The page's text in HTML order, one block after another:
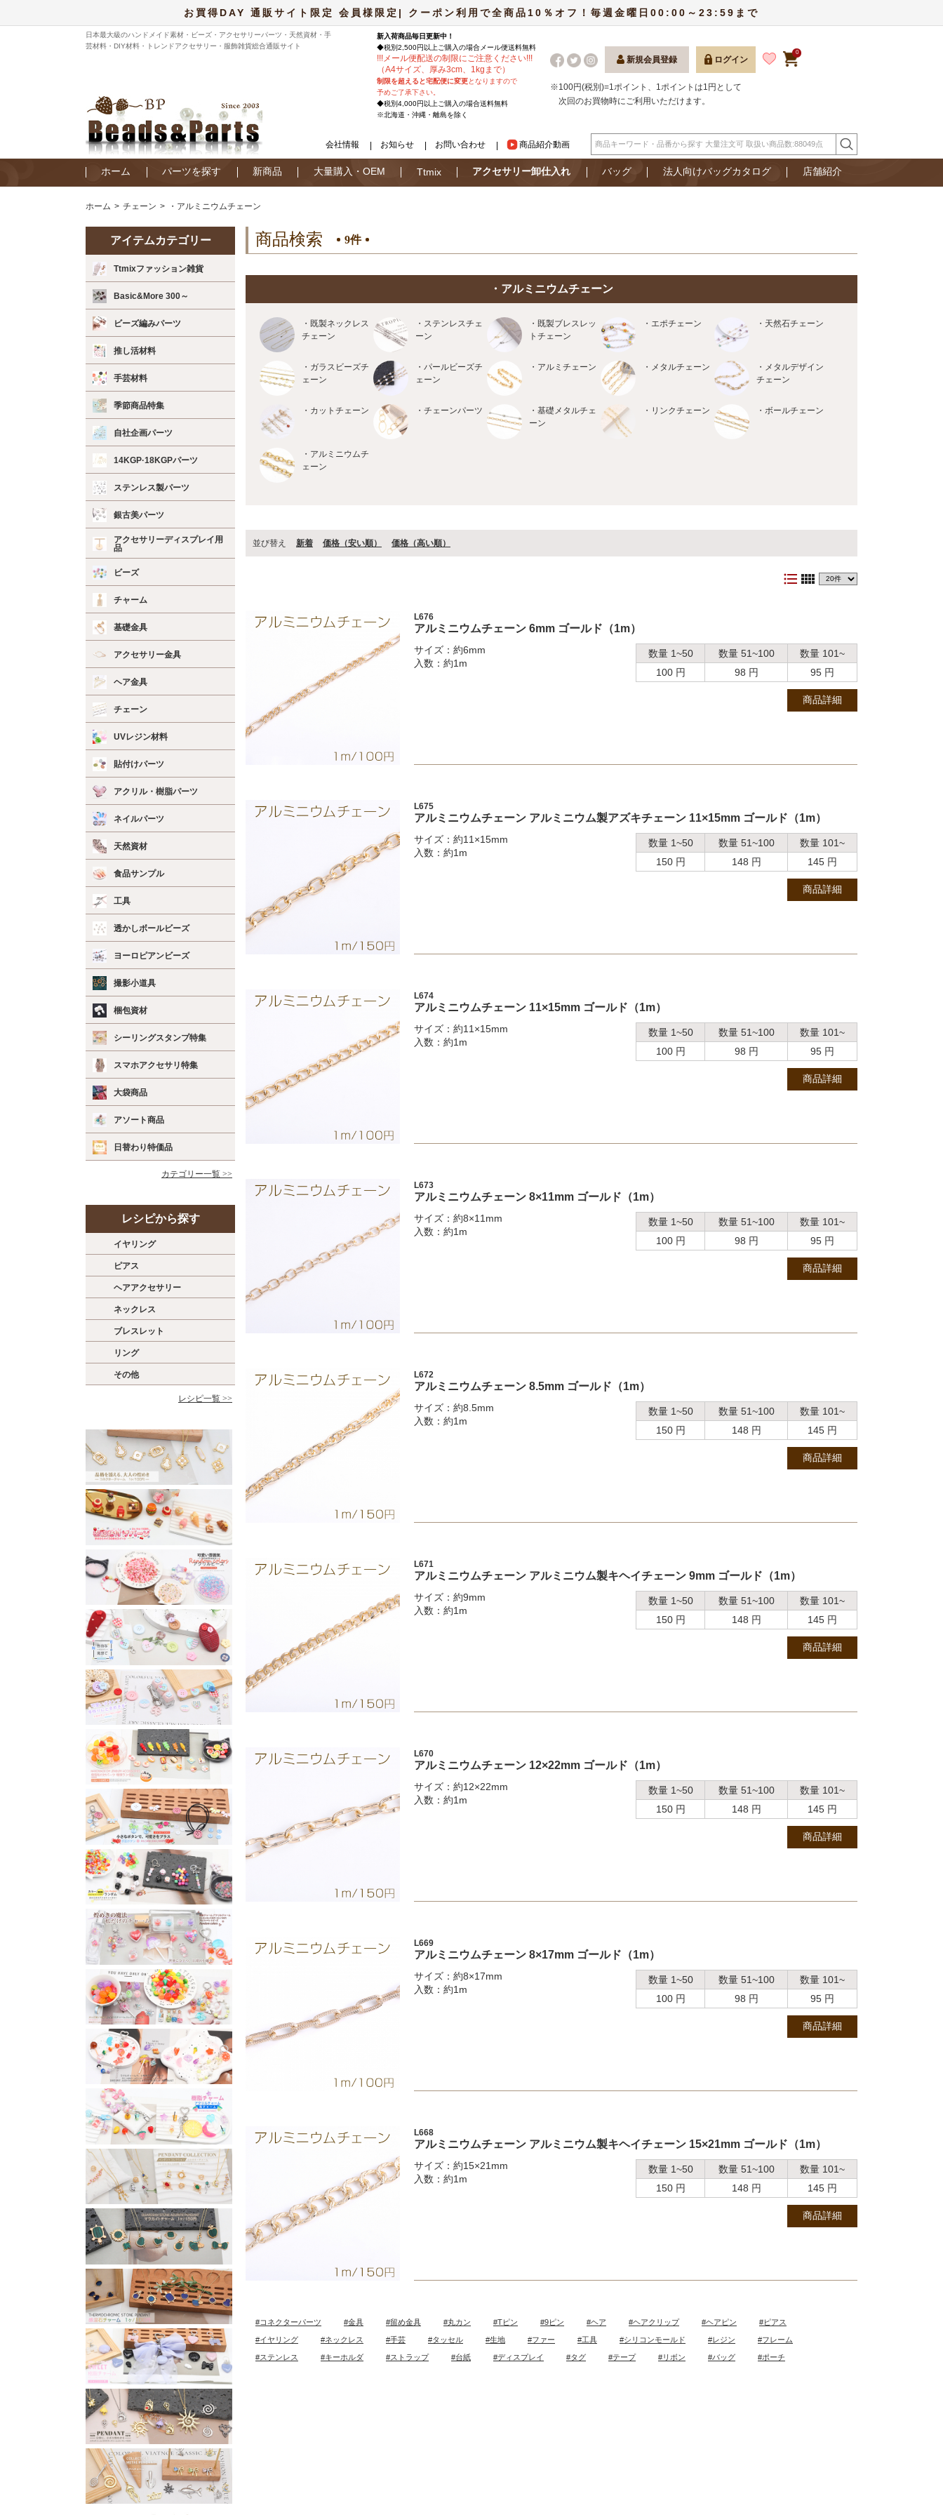
お買得DAY 通販サイト限定 会員様限定| クーポン利用で全商品10％オフ！毎週金曜日00:00～23:59まで
日本最大級のハンドメイド素材・ビーズ・アクセサリーパーツ・天然資材・手
芸材料・DIY材料・トレンドアクセサリー・服飾雑貨総合通販サイト
新入荷商品毎日更新中！
◆税別2,500円以上ご購入の場合 メール便送料無料
!!!メール便配送の制限にご注意ください!!!
（A4サイズ、厚み3cm、1kgまで）
制限を超えると宅配便に変更となりますので
予めご了承下さい。
◆税別4,000円以上ご購入の場合送料無料
※北海道・沖縄・離島を除く
新規会員登録 ログイン
0
※100円(税別)=1ポイント、1ポイントは1円として
次回のお買物時にご利用いただけます。
会社情報 お知らせ お問い合わせ 商品紹介動画
ホーム パーツを探す 新商品 大量購入・OEM Ttmix アクセサリー卸仕入れ バッグ 法人向けバッグカタログ 店舗紹介
ホーム チェーン ・アルミニウムチェーン
アイテムカテゴリー
Ttmixファッション雑貨
Basic&More 300～
ビーズ編みパーツ
推し活材料
手芸材料
季節商品特集
自社企画パーツ
14KGP·18KGPパーツ
ステンレス製パーツ
銀古美パーツ
アクセサリーディスプレイ用
品
ビーズ
チャーム
基礎金具
アクセサリー金具
ヘア金具
チェーン
UVレジン材料
貼付けパーツ
アクリル・樹脂パーツ
ネイルパーツ
天然資材
食品サンプル
工具
透かしボールビーズ
ヨーロピアンビーズ
撮影小道具
梱包資材
シーリングスタンプ特集
スマホアクセサリ特集
大袋商品
アソート商品
日替わり特価品
カテゴリー一覧 >>
レシピから探す
イヤリング
ピアス
ヘアアクセサリー
ネックレス
ブレスレット
リング
その他
レシピ一覧 >>
商品検索 9件
・アルミニウムチェーン
・既製ネックレス
チェーン
・ステンレスチェ
ーン
・既製ブレスレッ
トチェーン
・エポチェーン ・天然石チェーン
・ガラスビーズチ
ェーン
・パールビーズチ
ェーン
・アルミチェーン ・メタルチェーン
・メタルデザイン
チェーン
・カットチェーン ・チェーンパーツ
・基礎メタルチェ
ーン
・リンクチェーン ・ボールチェーン
・アルミニウムチ
ェーン
並び替え 新着 価格（安い順） 価格（⾼い順）
format_list_bulleted view_comfy
L676
アルミニウムチェーン 6mm ゴールド（1m）
サイズ：約6mm
入数：約1m
数量 1~50 数量 51~100
数量 101~
100 円
98 円 95 円
商品詳細
L675
アルミニウムチェーン アルミニウム製アズキチェーン 11×15mm ゴールド（1m）
サイズ：約11×15mm
入数：約1m
数量 1~50 数量 51~100
数量 101~
150 円
148 円 145 円
商品詳細
L674
アルミニウムチェーン 11×15mm ゴールド（1m）
サイズ：約11×15mm
入数：約1m
数量 1~50 数量 51~100
数量 101~
100 円
98 円 95 円
商品詳細
L673
アルミニウムチェーン 8×11mm ゴールド（1m）
サイズ：約8×11mm
入数：約1m
数量 1~50 数量 51~100
数量 101~
100 円
98 円 95 円
商品詳細
L672
アルミニウムチェーン 8.5mm ゴールド（1m）
サイズ：約8.5mm
入数：約1m
数量 1~50 数量 51~100
数量 101~
150 円
148 円 145 円
商品詳細
L671
アルミニウムチェーン アルミニウム製キヘイチェーン 9mm ゴールド（1m）
サイズ：約9mm
入数：約1m
数量 1~50 数量 51~100
数量 101~
150 円
148 円 145 円
商品詳細
L670
アルミニウムチェーン 12×22mm ゴールド（1m）
サイズ：約12×22mm
入数：約1m
数量 1~50 数量 51~100
数量 101~
150 円
148 円 145 円
商品詳細
L669
アルミニウムチェーン 8×17mm ゴールド（1m）
サイズ：約8×17mm
入数：約1m
数量 1~50 数量 51~100
数量 101~
100 円
98 円 95 円
商品詳細
L668
アルミニウムチェーン アルミニウム製キヘイチェーン 15×21mm ゴールド（1m）
サイズ：約15×21mm
入数：約1m
数量 1~50 数量 51~100
数量 101~
150 円
148 円 145 円
商品詳細
#コネクターパーツ #金具 #留め金具 #丸カン #Tピン #9ピン #ヘア #ヘアクリップ #ヘアピン #ピアス
#イヤリング #ネックレス #手芸 #タッセル #生地 #ファー #工具 #シリコンモールド #レジン #フレーム
#ステンレス #キーホルダ #ストラップ #台紙 #ディスプレイ #タグ #テープ #リボン #バッグ #ポーチ